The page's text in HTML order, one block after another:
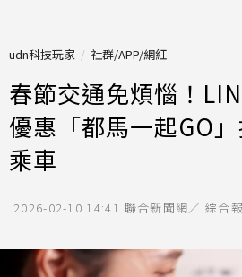
udn科技玩家 社群/APP/網紅
春節交通免煩惱！
優惠「都馬一起GO
乘車
2026-02-10 14:41 聯合新聞網／ 綜合